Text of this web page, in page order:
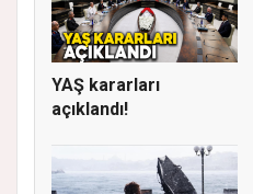
YAŞ kararları
açıklandı!